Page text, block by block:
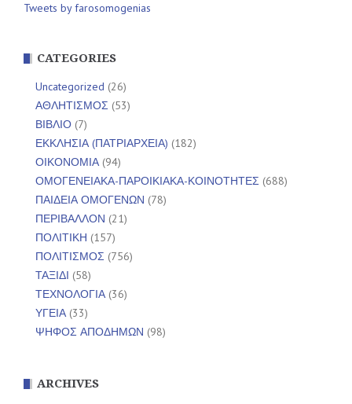
Tweets by farosomogenias
CATEGORIES
Uncategorized (26)
ΑΘΛΗΤΙΣΜΟΣ (53)
ΒΙΒΛΙΟ (7)
ΕΚΚΛΗΣΙΑ (ΠΑΤΡΙΑΡΧΕΙΑ) (182)
ΟΙΚΟΝΟΜΙΑ(94)
ΟΜΟΓΕΝΕΙΑΚΑ-ΠΑΡΟΙΚΙΑΚΑ-ΚΟΙΝΟΤΗΤΕΣ (688)
ΠΑΙΔΕΙΑ ΟΜΟΓΕΝΩΝ (78)
ΠΕΡΙΒΑΛΛΟΝ (21)
ΠΟΛΙΤΙΚΗ (157)
ΠΟΛΙΤΙΣΜΟΣ (756)
ΤΑΞΙΔΙ (58)
ΤΕΧΝΟΛΟΓΙΑ(36)
ΥΓΕΙΑ(33)
ΨΗΦΟΣ ΑΠΟΔΗΜΩΝ (98)
ARCHIVES